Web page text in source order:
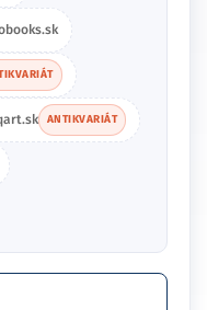
ANTIKVARIÁT